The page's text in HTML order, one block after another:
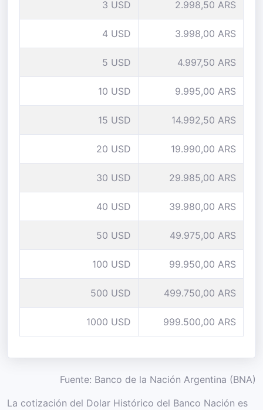
3 USD 2.998,50 ARS
4 USD 3.998,00 ARS
5 USD 4.997,50 ARS
10 USD 9.995,00 ARS
15 USD 14.992,50 ARS
20 USD 19.990,00 ARS
30 USD 29.985,00 ARS
40 USD 39.980,00 ARS
50 USD 49.975,00 ARS
100 USD 99.950,00 ARS
500 USD 499.750,00 ARS
1000 USD 999.500,00 ARS
Fuente: Banco de la Nación Argentina (BNA)
La cotización del Dolar Histórico del Banco Nación es